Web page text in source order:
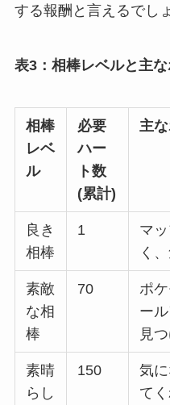
する報酬と言えるでし
表3：相棒レベルと主
相棒
レベ
ル
必要
ハー
ト数
(累計)
主
良き
相棒
1
マ
く
素敵
な相
棒
70
ポ
ー
見
素晴
らし
150
気
て